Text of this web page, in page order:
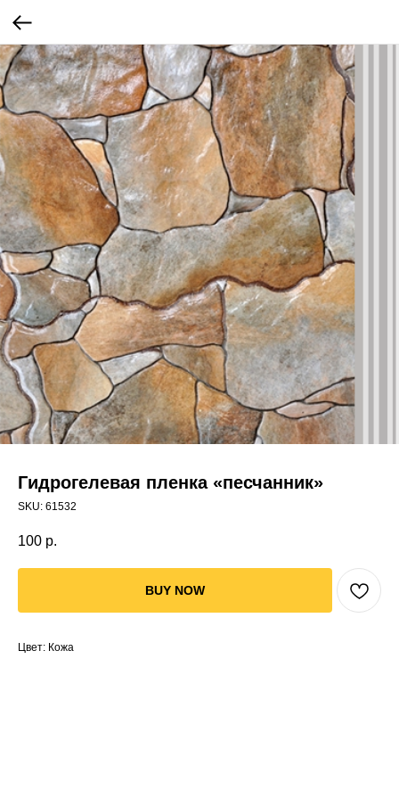
Гидрогелевая пленка «песчанник»
SKU: 61532
100 р.
BUY NOW
Цвет: Кожа